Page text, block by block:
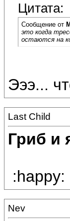
Цитата:
Сообщение от
это когда
остаются на
Эээ...
Last Child
Гриб и
:happy:
Nev